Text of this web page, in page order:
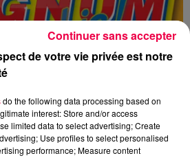
de votre vie privée est notre
do the following data processing based on
interest: Store and/or access
limited data to select advertising; Create
Use profiles to select personalised
performance; Measure content
Continuer sans accepter